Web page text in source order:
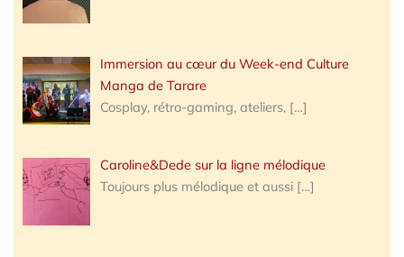
Immersion au cœur du Week-end Culture
Manga de Tarare
Cosplay, rétro-gaming, ateliers, […]
Caroline&Dede sur la ligne mélodique
Toujours plus mélodique et aussi […]